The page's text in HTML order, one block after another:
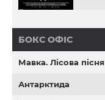
БОКС ОФІС
Мавка. Лісова пісня
Антарктида